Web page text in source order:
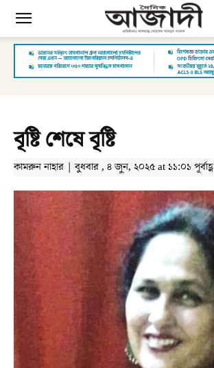
বৃষ্টি শেষে বৃষ্টি
কামরুন নাহার | বুধবার , ৪ জুন, ২০২৫ at ১১:০১ পূর্বাহ্ণ